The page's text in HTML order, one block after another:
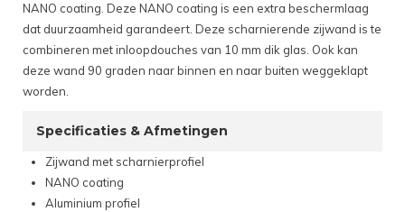
NANO coating. Deze NANO coating is een extra beschermlaag
dat duurzaamheid garandeert. Deze scharnierende zijwand is te
combineren met inloopdouches van 10 mm dik glas. Ook kan
deze wand 90 graden naar binnen en naar buiten weggeklapt
worden.
Specificaties & Afmetingen
Zijwand met scharnierprofiel
NANO coating
Aluminium profiel